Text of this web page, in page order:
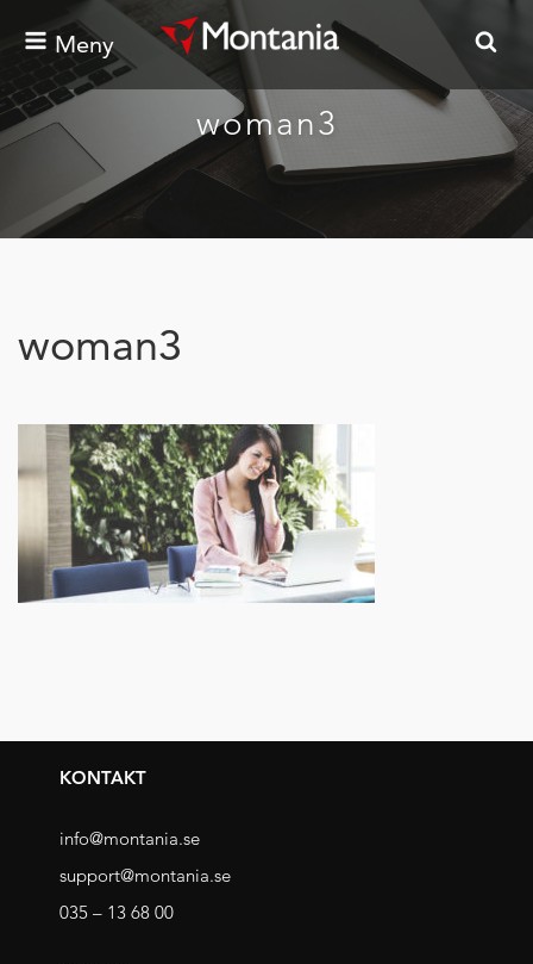
Meny
woman3
woman3
KONTAKT
info@montania.se
support@montania.se
035 – 13 68 00